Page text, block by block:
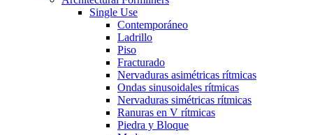
Single Use
Contemporáneo
Ladrillo
Piso
Fracturado
Nervaduras asimétricas rítmicas
Ondas sinusoidales rítmicas
Nervaduras simétricas rítmicas
Ranuras en V rítmicas
Piedra y Bloque